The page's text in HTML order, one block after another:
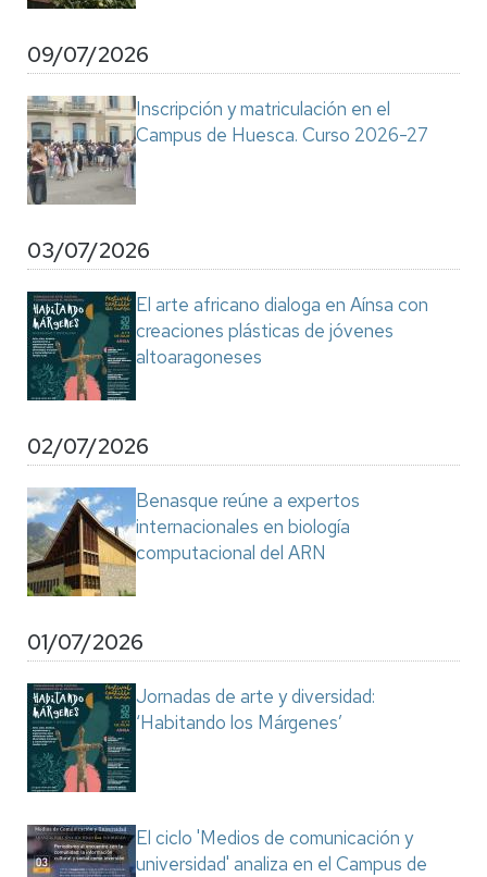
09/07/2026
Inscripción y matriculación en el
Campus de Huesca. Curso 2026-27
03/07/2026
El arte africano dialoga en Aínsa con
creaciones plásticas de jóvenes
altoaragoneses
02/07/2026
Benasque reúne a expertos
internacionales en biología
computacional del ARN
01/07/2026
Jornadas de arte y diversidad:
‘Habitando los Márgenes’
El ciclo 'Medios de comunicación y
universidad' analiza en el Campus de